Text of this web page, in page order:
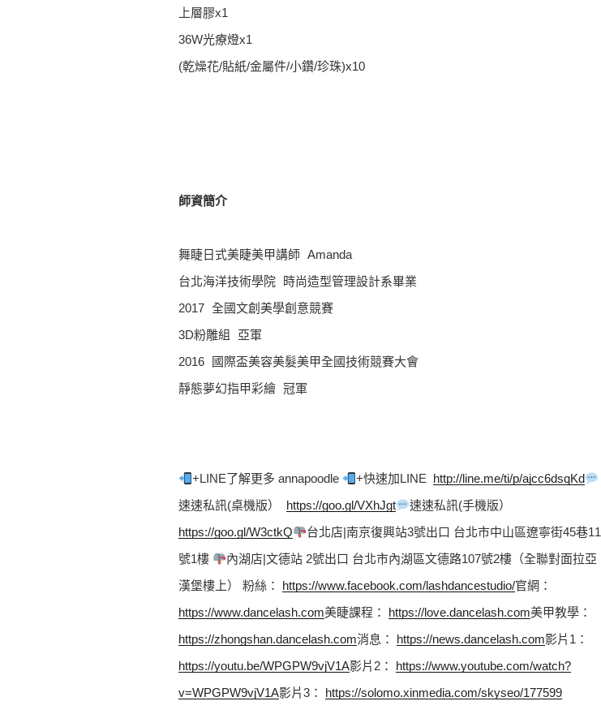
上層膠x1
36W光療燈x1
(乾燥花/貼紙/金屬件/小鑽/珍珠)x10
師資簡介
舞睫日式美睫美甲講師 Amanda
台北海洋技術學院 時尚造型管理設計系畢業
2017 全國文創美學創意競賽
3D粉雕組 亞軍
2016 國際盃美容美髮美甲全國技術競賽大會
靜態夢幻指甲彩繪 冠軍
+LINE了解更多 annapoodle +快速加LINE http://line.me/ti/p/ajcc6dsqKd
速速私訊(桌機版） https://goo.gl/VXhJgt
https://goo.gl/W3ctkQ
台北店|南京復興站3號出口 台北市中山區遼寧街45巷11
號1樓
內湖店|文德站 2號出口 台北市內湖區文德路107號2樓（全聯對面拉亞
漢堡樓上） 粉絲： https://www.facebook.com/lashdancestudio/
https://www.dancelash.com美睫課程： https://love.dancelash.com
https://zhongshan.dancelash.com消息： https://news.dancelash.com
https://youtu.be/WPGPW9vjV1A影片2： https://www.youtube.com/watch?
v=WPGPW9vjV1A影片3： https://solomo.xinmedia.com/skyseo/177599